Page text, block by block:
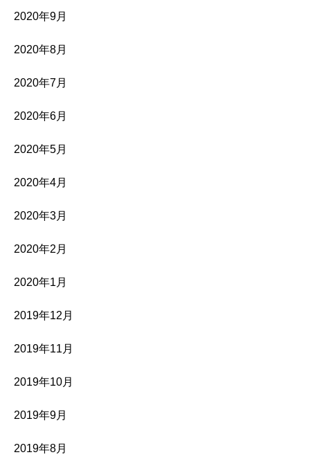
2020年9月
2020年8月
2020年7月
2020年6月
2020年5月
2020年4月
2020年3月
2020年2月
2020年1月
2019年12月
2019年11月
2019年10月
2019年9月
2019年8月